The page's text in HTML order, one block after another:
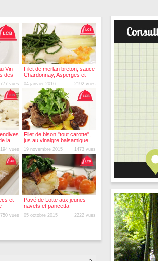
Vin
des
vues
Filet de merlan breton, sauce
Chardonnay, Asperges et
salicornes
04 janvier 2016 2192 vues
la
vues
Filet de bison "tout carotte",
jus au vinaigre balsamique
19 novembre 2015 1473 vues
et
vues
Pavé de Lotte aux jeunes
navets et pancetta
05 octobre 2015 2222 vues